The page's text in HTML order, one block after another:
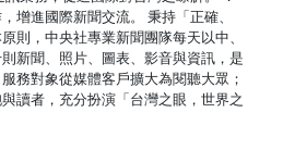
增進國際新聞交流。 秉持「正確、
則，中央社專業新聞團隊每天以中、
新聞、照片、圖表、影音與資訊，是
務對象從媒體客戶擴大為閱聽大眾；
讀者，充分扮演「台灣之眼，世界之